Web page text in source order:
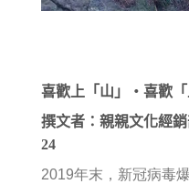
喜歡上「山」‧喜歡「
撰文者：親親文化經
24
2019年末，新冠病毒